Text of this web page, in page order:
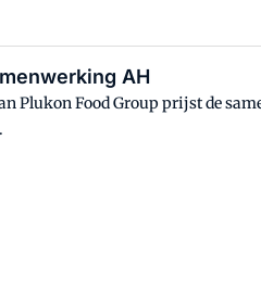
AH
Plukon Food Group prijst de